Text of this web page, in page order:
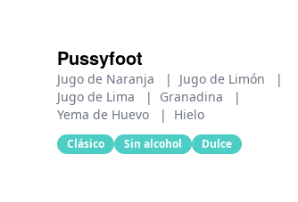
Pussyfoot
Jugo de Naranja | Jugo de Limón
|
Jugo de Lima
| Granadina
|
Yema de Huevo
| Hielo
Clásico Sin alcohol Dulce